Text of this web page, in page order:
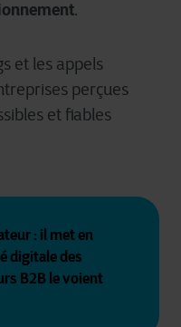
.
et les appels
perçues
et fiables
: il met en
digitale des
B2B le voient